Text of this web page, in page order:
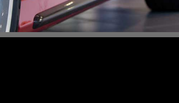
Content Slider